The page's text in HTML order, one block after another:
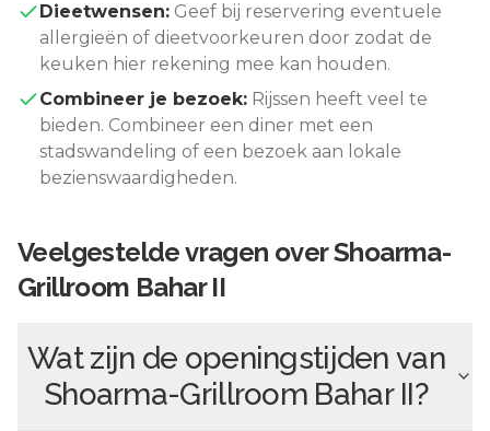
Dieetwensen: Geef bij reservering eventuele
allergieën of dieetvoorkeuren door zodat de
keuken hier rekening mee kan houden.
Combineer je bezoek: Rijssen heeft veel te
bieden. Combineer een diner met een
stadswandeling of een bezoek aan lokale
bezienswaardigheden.
Veelgestelde vragen overShoarma-
Grillroom Bahar II
Wat zijn de openingstijden van
Shoarma-Grillroom Bahar II?